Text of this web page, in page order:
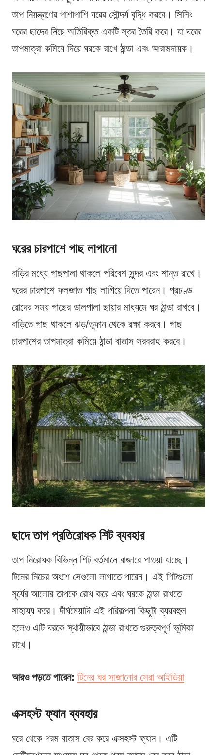
তাপ নিয়ন্ত্রণের পাশাপাশি ঘরের সৌন্দর্য বৃদ্ধি করবে। সিলিং
ঘরের ছাদের নিচে অতিরিক্ত একটি স্তর তৈরি করে। যা ঘরের
তাপমাত্রা কমিয়ে দিয়ে ঘরকে রাখে ঠান্ডা এবং আরামদায়ক।
ঘরের চারপাশে গাছ লাগানো
বাড়ির মধ্যে গাছপালা থাকলে পরিবেশ সুন্দর এবং শান্ত রাখে।
ঘরের চারপাশে ফলজাত গাছ লাগিয়ে দিতে পারেন। প্রচণ্ড
রোদের সময় গাছের ডালপালা ছায়ার মাধ্যমে ঘর ঠান্ডা রাখবে।
বাড়িতে গাছ থাকলে ঝড়/তুফান থেকে রক্ষা করবে। গাছ
চারপাশের তাপমাত্রা কমিয়ে ঠান্ডা বাতাস সরবরাহ করবে।
ছাদে তাপ প্রতিরোধক শিট ব্যবহার
তাপ নিরোধক বিভিন্ন শিট বর্তমানে বাজারে পাওয়া যাচ্ছে।
টিনের নিচের অংশে সেগুলো লাগাতে পারেন। এই শিটগুলো
সূর্যের আলোর তাপকে রোধ করে এবং ঘরকে ঠান্ডা রাখতে
সাহায্য করে। দীর্ঘমেয়াদি এই পরিকল্পনা কিছুটা ব্যয়বহুল
হলেও এটি ঘরকে স্থায়ীভাবে ঠান্ডা রাখতে গুরুত্বপূর্ণ ভূমিকা
রাখে।
আরও পড়তে পারেন: টিনের ঘর সাজানোর সেরা আইডিয়া
এক্সহস্ট ফ্যান ব্যবহার
ঘরে থেকে গরম বাতাস বের করে এক্সহস্ট ফ্যান। এটি